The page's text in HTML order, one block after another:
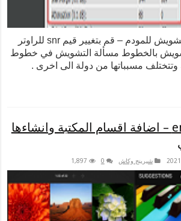
التلاعب بمؤشرات التشويش للمودم – قم بتغيير قيم snr للراوتر
بالخطوط مسألة التشويش في خطوط
وتتختلف مسبباتها من دولة الى اخرى .
اعداد مكتبة emby – اضافة اقسام المكتبة وانشاءها
شيرينج وكاش 0
1,897